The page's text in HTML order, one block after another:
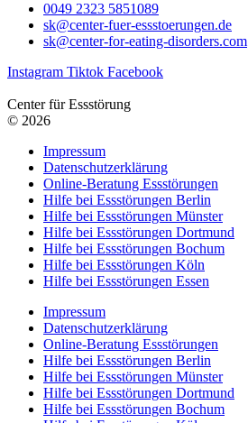
0049 2323 5851089
sk@center-fuer-essstoerungen.de
sk@center-for-eating-disorders.com
Instagram Tiktok Facebook
Center für Essstörung
© 2026
Impressum
Datenschutzerklärung
Online-Beratung Essstörungen
Hilfe bei Essstörungen Berlin
Hilfe bei Essstörungen Münster
Hilfe bei Essstörungen Dortmund
Hilfe bei Essstörungen Bochum
Hilfe bei Essstörungen Köln
Hilfe bei Essstörungen Essen
Impressum
Datenschutzerklärung
Online-Beratung Essstörungen
Hilfe bei Essstörungen Berlin
Hilfe bei Essstörungen Münster
Hilfe bei Essstörungen Dortmund
Hilfe bei Essstörungen Bochum